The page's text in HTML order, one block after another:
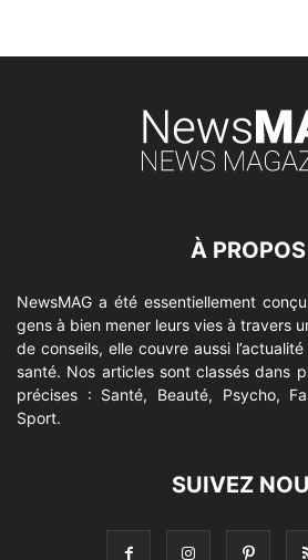
À PROPOS
NewsMAG a été essentiellement
gens à bien mener leurs vies à travers
de conseils, elle couvre aussi
santé. Nos articles sont classés dans
précises : Santé, Beauté, Psycho,
Sport.
SUIVEZ